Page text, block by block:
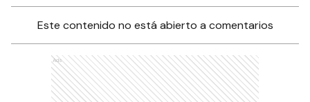
Este contenido no está abierto a comentarios
Ads